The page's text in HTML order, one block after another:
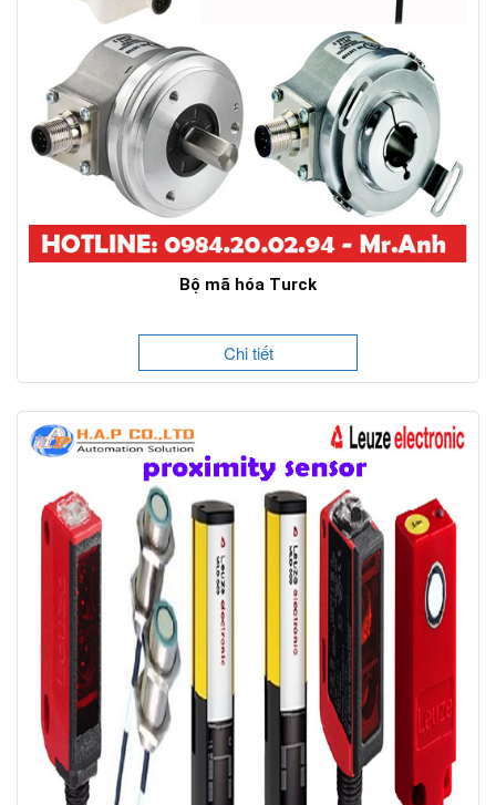
Bộ mã hóa Turck
Chi tiết